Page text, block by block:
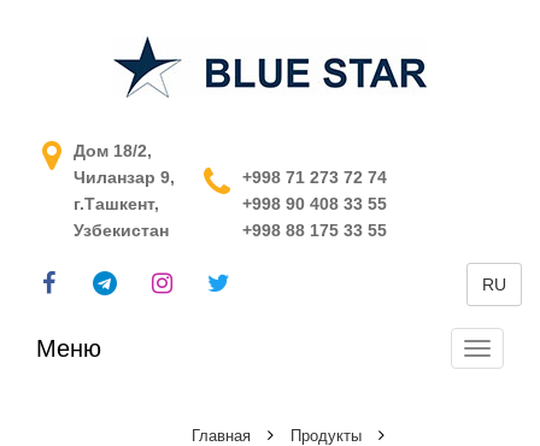
АСУ ТП в Узбекистане
Дом 18/2,
Чиланзар 9,
г.Ташкент,
Узбекистан
+998 71 273 72 74
+998 90 408 33 55
+998 88 175 33 55
RU
Меню
Главная
Продукты